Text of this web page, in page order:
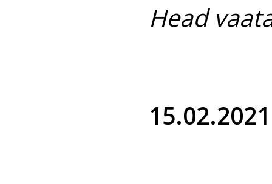
Head
15.02.2021